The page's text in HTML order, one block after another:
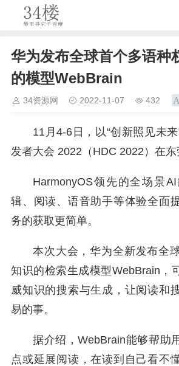
华为发布全球首个多语种
的模型WebBrain
34资源网 2022-11-07 432
11月4-6日，以“创新照见未
发者大会 2022（HDC 2022）在东
HarmonyOS领先的全场景
辑、阅读、语音助手等体验全面
务的获取更简单。
本次大会，华为全新发布全
知识的检索生成模型WebBrain，
威知识的搜索与生成，让阅读和
易的事。
据介绍，WebBrain能够帮助
点或延展阅读，在读到自己看不